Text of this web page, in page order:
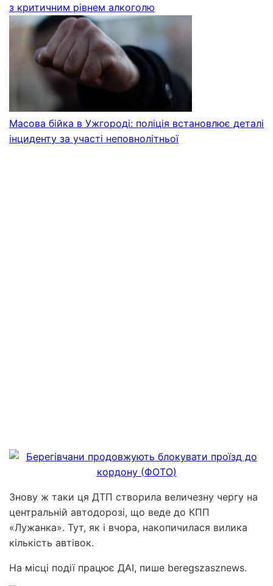
з критичним рівнем алкоголю
Масова бійка в Ужгороді: поліція встановлює деталі
інциденту за участі неповнолітньої
Знову ж таки ця ДТП створила величезну чергу на
центральній автодорозі, що веде до КПП
«Лужанка». Тут, як і вчора, накопичилася вилика
кількість автівок.
На місці події працює ДАІ, пише beregszasznews.